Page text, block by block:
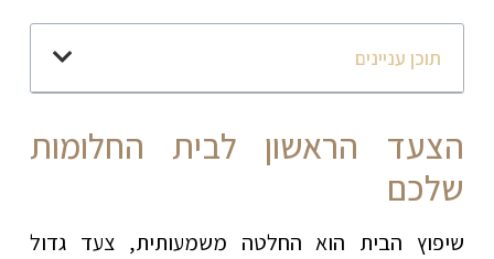
תוכן עניינים
הצעד הראשון לבית החלומות
שלכם
שיפוץ הבית הוא החלטה משמעותית, צעד גדול